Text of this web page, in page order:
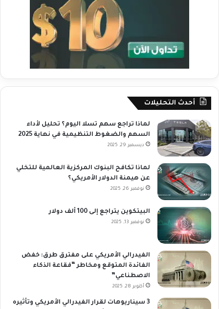
أحدث التحليلات
لماذا تراجع سهم تسلا اليوم؟ تحليل لأداء
السهم والضغوط التنظيمية في نهاية 2025
ديسمبر 29, 2025
لماذا تكافح البنوك المركزية العالمية للتخلي
عن هيمنة الدولار الأمريكي؟
نوفمبر 26, 2025
البيتكوين يتراجع إلى 100 ألف دولار
نوفمبر 13, 2025
الفيدرالي الأمريكي على مفترق طرق: خفض
الفائدة المتوقع ومخاطر “فقاعة الذكاء
الاصطناعي”
أكتوبر 28, 2025
3 سيناريوهات لقرار الفيدرالي الأمريكي وتأثيره